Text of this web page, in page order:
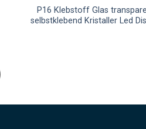
P16 Klebstoff Glas
selbstklebend Kristaller Led